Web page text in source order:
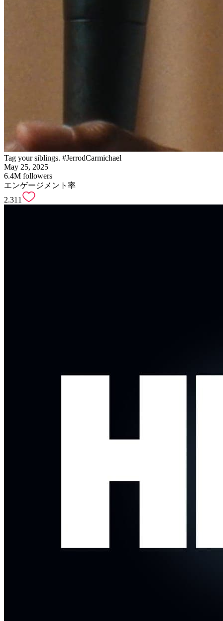
Tag your siblings. #JerrodCarmichael
May 25, 2025
6.4M followers
エンゲージメント率
2.311